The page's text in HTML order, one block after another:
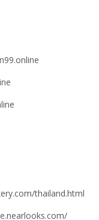
thailand.html